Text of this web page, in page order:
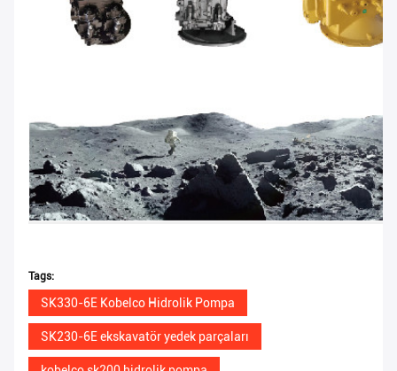
Tags:
SK330-6E Kobelco Hidrolik Pompa
SK230-6E ekskavatör yedek parçaları